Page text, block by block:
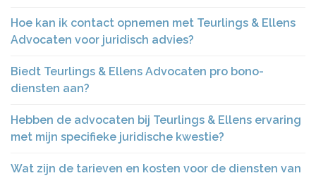
Hoe kan ik contact opnemen met Teurlings & Ellens
Advocaten voor juridisch advies?
Biedt Teurlings & Ellens Advocaten pro bono-
diensten aan?
Hebben de advocaten bij Teurlings & Ellens ervaring
met mijn specifieke juridische kwestie?
Wat zijn de tarieven en kosten voor de diensten van